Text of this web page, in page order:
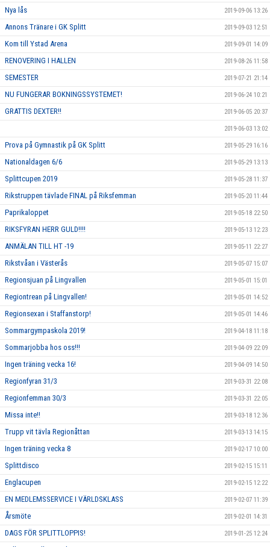
Nya lås 2019-09-06 13:26
Annons Tränare i GK Splitt 2019-09-03 12:51
Kom till Ystad Arena 2019-09-01 14:09
RENOVERING I HALLEN 2019-08-26 11:58
SEMESTER 2019-07-21 21:14
NU FUNGERAR BOKNINGSSYSTEMET! 2019-06-24 10:21
GRATTIS DEXTER!! 2019-06-05 20:37
2019-06-03 13:02
Prova på Gymnastik på GK Splitt 2019-05-29 16:16
Nationaldagen 6/6 2019-05-29 13:13
Splittcupen 2019 2019-05-28 11:37
Rikstruppen tävlade FINAL på Riksfemman 2019-05-20 11:44
Paprikaloppet 2019-05-18 22:50
RIKSFYRAN HERR GULD!!!! 2019-05-13 12:23
ANMÄLAN TILL HT -19 2019-05-11 22:27
Rikstvåan i Västerås 2019-05-07 15:07
Regionsjuan på Lingvallen 2019-05-01 15:01
Regiontrean på Lingvallen! 2019-05-01 14:52
Regionsexan i Staffanstorp! 2019-05-01 14:46
Sommargympaskola 2019! 2019-04-18 11:18
Sommarjobba hos oss!!! 2019-04-09 22:09
Ingen träning vecka 16! 2019-04-09 14:50
Regionfyran 31/3 2019-03-31 22:08
Regionfemman 30/3 2019-03-31 22:05
Missa inte!! 2019-03-18 12:36
Trupp vit tävla Regionåttan 2019-03-13 14:15
Ingen träning vecka 8 2019-02-17 10:00
Splittdisco 2019-02-15 15:11
Englacupen 2019-02-15 12:22
EN MEDLEMSSERVICE I VÄRLDSKLASS 2019-02-07 11:39
Årsmöte 2019-02-01 14:31
DAGS FÖR SPLITTLOPPIS! 2019-01-25 12:24